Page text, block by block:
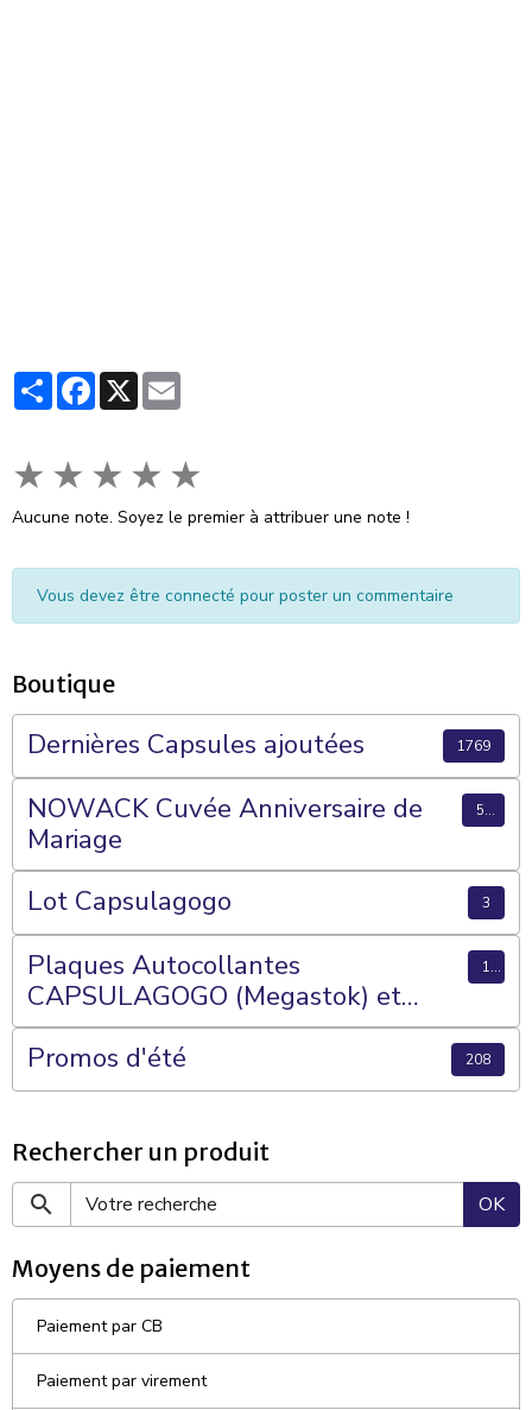
PartagerFacebook
X
★ ★ ★ ★ ★
Aucune note. Soyez le premier à attribuer une note !
Vous devez être connecté pour poster un commentaire
Boutique
Dernières Capsules ajoutées 1769
NOWACK Cuvée Anniversaire de
Mariage
56
Lot Capsulagogo 3
Plaques Autocollantes
CAPSULAGOGO (Megastok) et
Plateaux 70 Cases
15
Promos d'été 208
Rechercher un produit
OK
Moyens de paiement
Paiement par CB
Paiement par virement